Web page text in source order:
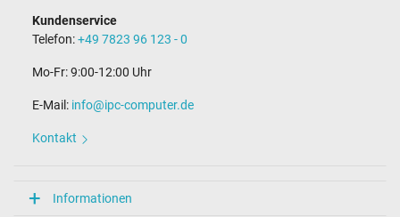
Kundenservice
Telefon:+49 7823 96 123 - 0
Mo-Fr: 9:00-12:00 Uhr
E-Mail: info@ipc-computer.de
Kontakt
Informationen